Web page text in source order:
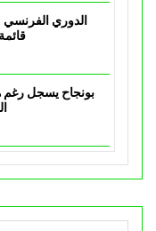
الدوري
بونجاح يسجل رغم